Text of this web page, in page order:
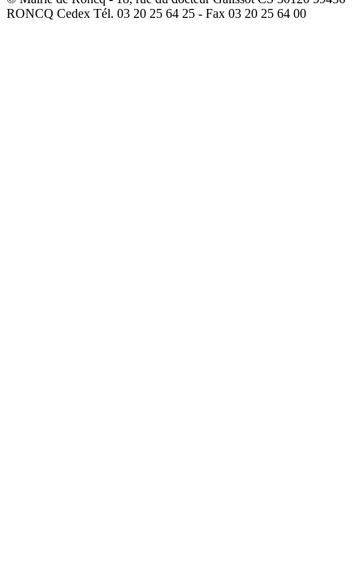
RONCQ Cedex Tél. 03 20 25 64 25 - Fax 03 20 25 64 00